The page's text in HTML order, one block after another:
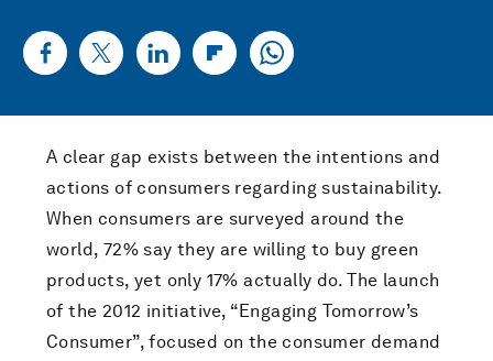
A clear gap exists between the intentions and
actions of consumers regarding sustainability.
When consumers are surveyed around the
world, 72% say they are willing to buy green
products, yet only 17% actually do. The launch
of the 2012 initiative, “Engaging Tomorrow’s
Consumer”, focused on the consumer demand